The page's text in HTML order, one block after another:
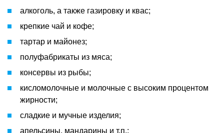
алкоголь, а также газировку и квас;
крепкие чай и кофе;
тартар и майонез;
полуфабрикаты из мяса;
консервы из рыбы;
кисломолочные и молочные с высоким процентом
жирности;
сладкие и мучные изделия;
апельсины, мандарины и т.п.;